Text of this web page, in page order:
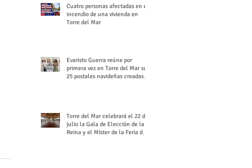
Cuatro personas afectadas en el
incendio de una vivienda en
Torre del Mar
Evaristo Guerra reúne por
primera vez en Torre del Mar sus
25 postales navideñas creadas
Torre del Mar celebrará el 22 de
julio la Gala de Elección de la
Reina y el Míster de la Feria de